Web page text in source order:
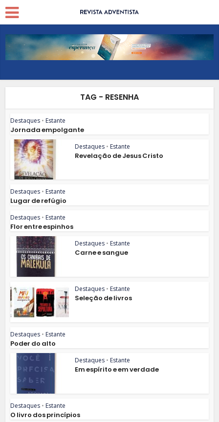
TAG - RESENHA
Destaques • Estante
Jornada empolgante
Destaques • Estante
Revelação de Jesus Cristo
Destaques • Estante
Lugar de refúgio
Destaques • Estante
Flor entre espinhos
Destaques • Estante
Carne e sangue
Destaques • Estante
Seleção de livros
Destaques • Estante
Poder do alto
Destaques • Estante
Em espírito e em verdade
Destaques • Estante
O livro dos princípios